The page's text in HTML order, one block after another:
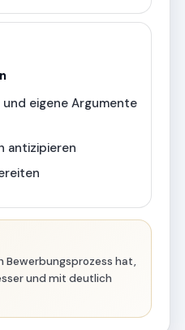
und eigene Argumente
antizipieren
Bewerbungsprozess hat,
und mit deutlich